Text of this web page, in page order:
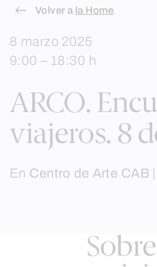
Skip
content
Volver a la Home
8 marzo 2025
9:00 – 18:30 h
ARCO.
viajeros. 8
En Centro de Arte CAB